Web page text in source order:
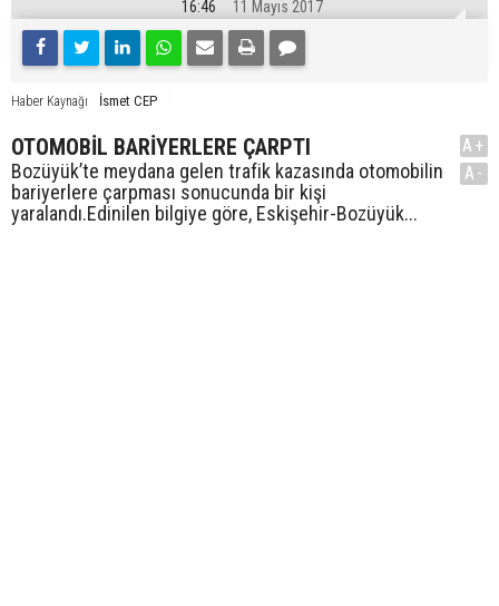
16:46 11 Mayıs 2017
Haber Kaynağı İsmet CEP
OTOMOBİL BARİYERLERE ÇARPTI
Bozüyük’te meydana gelen trafik kazasında otomobilin
bariyerlere çarpması sonucunda bir kişi
yaralandı.Edinilen bilgiye göre, Eskişehir-Bozüyük...
A+
A-